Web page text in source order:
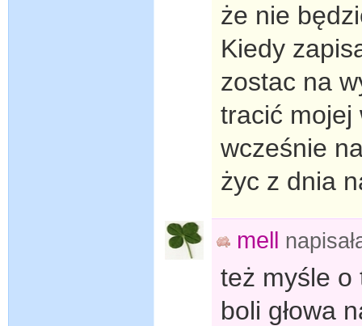
że nie
Kiedy
zostac na
tracić mojej
wcześnie
życ z dnia
mell
też myśle o
boli głowa